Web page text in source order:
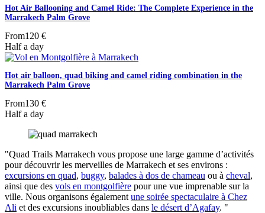
Hot Air Ballooning and Camel Ride: The Complete Experience in the
Marrakech Palm Grove
From120 €
Half a day
Hot air balloon, quad biking and camel riding combination in the
Marrakech Palm Grove
From130 €
Half a day
"Quad Trails Marrakech vous propose une large gamme d’activités
pour découvrir les merveilles de Marrakech et ses environs :
excursions en quad, buggy, balades à dos de chameau ou à cheval,
ainsi que des vols en montgolfière pour une vue imprenable sur la
ville. Nous organisons également une soirée spectaculaire à Chez
Ali et des excursions inoubliables dans le désert d’Agafay. "